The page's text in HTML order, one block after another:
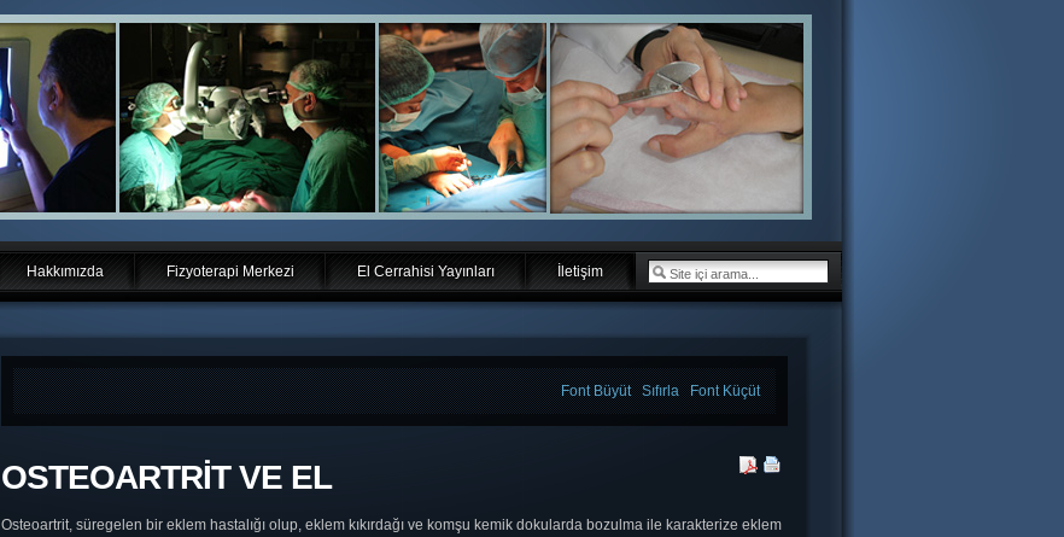
Hakkımızda Fizyoterapi Merkezi El Cerrahisi Yayınları İletişim
Font BüyütSıfırlaFont Küçüt
OSTEOARTRİT VE EL
Osteoartrit, süregelen bir eklem hastalığı olup, eklem kıkırdağı ve komşu kemik dokularda bozulma ile karakterize eklem